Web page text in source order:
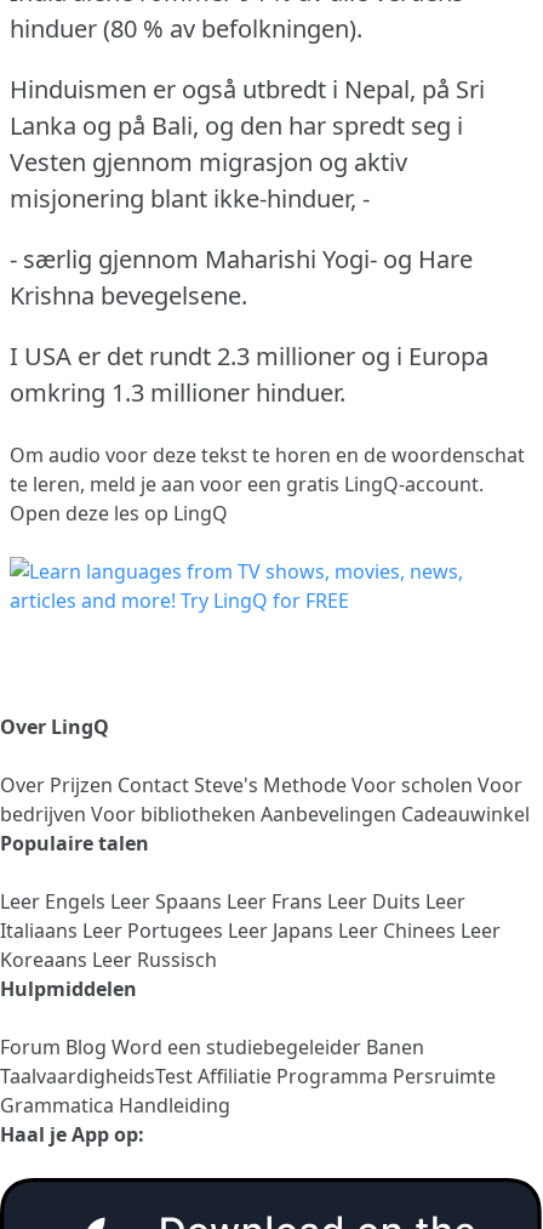
hinduer (80 % av befolkningen).
Hinduismen er også utbredt i Nepal, på Sri
Lanka og på Bali, og den har spredt seg i
Vesten gjennom migrasjon og aktiv
misjonering blant ikke-hinduer, -
- særlig gjennom Maharishi Yogi- og Hare
Krishna bevegelsene.
I USA er det rundt 2.3 millioner og i Europa
omkring 1.3 millioner hinduer.
Om audio voor deze tekst te horen en de woordenschat
te leren, meld je aan voor een gratis LingQ-account.
Open deze les op LingQ
Over LingQ
Over Prijzen ContactSteve's MethodeVoor scholen Voor
bedrijven Voor bibliotheken Aanbevelingen Cadeauwinkel
Populaire talen
Leer Engels Leer Spaans Leer Frans Leer Duits Leer
Italiaans Leer Portugees Leer Japans Leer Chinees Leer
Koreaans Leer Russisch
Hulpmiddelen
Forum Blog Word een studiebegeleider Banen
TaalvaardigheidsTestAffiliatie Programma Persruimte
Grammatica Handleiding
Haal je App op: